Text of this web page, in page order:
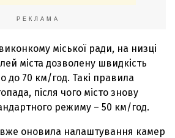
РЕКЛАМА
міської ради, на низці
міста дозволену швидкість
до 70 км/год. Такі правила
після чого місто знову
режиму – 50 км/год.
вже оновила налаштування камер